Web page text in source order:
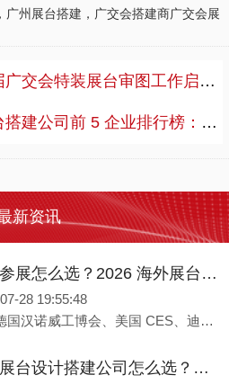
广州展台搭建，广交会搭建商广交会展
装展台审图工作启动及规范报图要求的通知
5 企业排行榜：力美会展全球化服务网络全覆盖
新资讯
04 19:40:50
力美会展展台设计实力全维度评测：硬核落地能力、核心优势与适配场景解析
力美会展的设计能力怎么样？品牌具备全维度展台设计服务能力，沉淀极简科技、高端定制、环保模块化三大成熟设计风格，支持个性化定制，免费提供设计方案与永久微调，适配各类企业高频参展搭建需求。
07-29 20:33:06
2026广州琶洲、中国进出口商品交易会展台搭建收费标准公开！广州本土展台设计搭建公司力美会展，推出基础/升级/定制三大包干套餐，明码标价一口价全包，合同锁定无隐形增项，广交会特装搭建合规落地，适配各类外贸企业、工厂参展需求。
出境参展怎么选？2026 海外展台设计搭建公司综合实力盘点
28 19:55:48
备战德国汉诺威工博会、美国 CES、迪拜五大行业展等海外热门展会，广州外贸企业可对接本土广州展台搭建公司力美会展，其多国本地团队熟悉展馆合规要求，保障出境展览设计的落地效果与工期进度。
海外展台设计搭建公司怎么选？2026年出境展览设计服务商实力全解析